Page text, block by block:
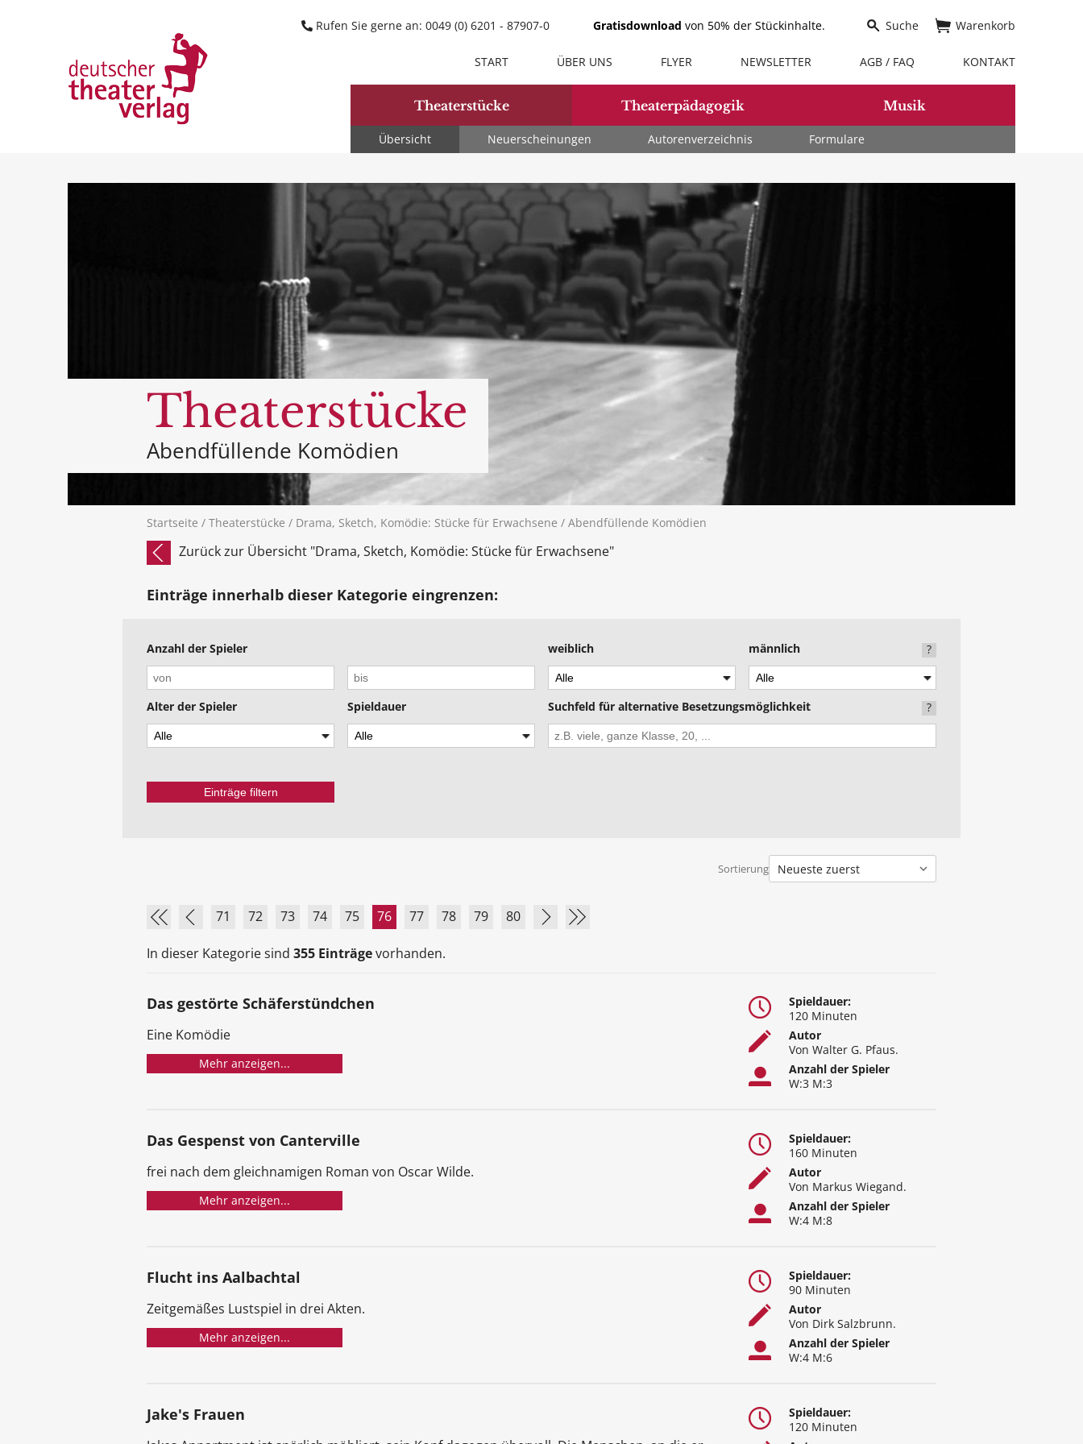
Theaterstücke
Übersicht Neuerscheinungen Autorenverzeichnis Formulare
Theaterpädagogik Musik
START ÜBER UNS FLYER NEWSLETTER AGB / FAQ KONTAKT
Warenkorb
Suche
Rufen Sie gerne an: 0049 (0) 6201 - 87907-0 Gratisdownload von 50% der Stückinhalte.
Theaterstücke
Abendfüllende Komödien
Startseite / Theaterstücke / Drama, Sketch, Komödie: Stücke für Erwachsene / Abendfüllende Komödien
Zurück zur Übersicht "Drama, Sketch, Komödie: Stücke für Erwachsene"
Einträge innerhalb dieser Kategorie eingrenzen:
Anzahl der Spieler weiblich ?
männlich
Alter der Spieler Spieldauer ?
Suchfeld für alternative Besetzungsmöglichkeit
Sortierung
71 72 73 74 75 76 77 78 79 80
In dieser Kategorie sind 355 Einträgevorhanden.
Das gestörte Schäferstündchen
Eine Komödie
Mehr anzeigen...
Spieldauer:
120 Minuten
Autor
Von Walter G. Pfaus.
Anzahl der Spieler
W:3 M:3
Das Gespenst von Canterville
frei nach dem gleichnamigen Roman von Oscar Wilde.
Mehr anzeigen...
Spieldauer:
160 Minuten
Autor
Von Markus Wiegand.
Anzahl der Spieler
W:4 M:8
Flucht ins Aalbachtal
Zeitgemäßes Lustspiel in drei Akten.
Mehr anzeigen...
Spieldauer:
90 Minuten
Autor
Von Dirk Salzbrunn.
Anzahl der Spieler
W:4 M:6
Jake's Frauen
Spieldauer:
120 Minuten